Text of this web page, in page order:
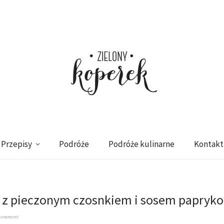
Przepisy Podróże Podróże kulinarne Kontakt
pieczonym czosnkiem i sosem